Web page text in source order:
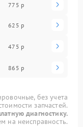
775 р
625 р
475 р
865 р
без учета
запчастей.
диагностику.
на неисправность.